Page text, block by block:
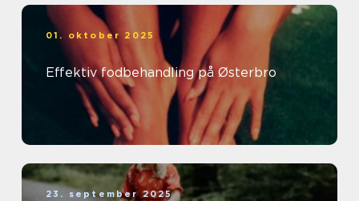
01. oktober 2025
Effektiv fodbehandling på Østerbro
23. september 2025